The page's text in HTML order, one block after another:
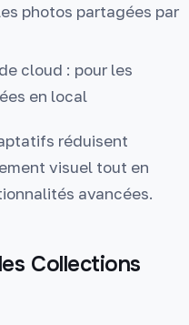
photos partagées par
cloud : pour les
en local
réduisent
visuel tout en
avancées.
Collections